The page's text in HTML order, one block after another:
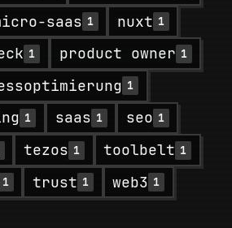
saas 1 nuxt 1
1 product owner 1
1
1 saas 1 seo 1
tezos 1 toolbelt 1
1 trust 1 web3 1